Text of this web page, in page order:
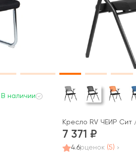
В наличии
Кресло RV ЧЕЙР Сит
7 371
4.6оценок (5)